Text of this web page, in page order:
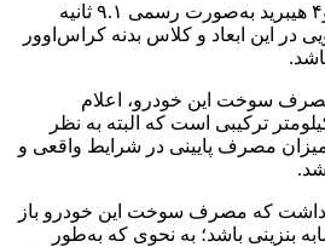
شتاب صفر تا صد تویوتا راو۴ هیبرید به‌صورت رسمی ۹.۱ ثانیه
در این ابعاد و کلاس بدنه کراس‌اوور
سوخت این خودرو، اعلام
۱.۴۶ لیتر در هر ۱۰۰ کیلومتر ترکیبی است که البته به نظر
مصرف پایینی در شرایط واقعی و
داشت که مصرف سوخت این خودرو باز
بنزینی باشد؛ به نحوی که به‌طور